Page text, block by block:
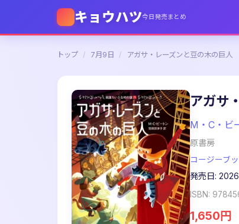
キョウハツ今日発売まとめ
トップ / 7月9日 / アガサ・レーズンと豆の木の巨人
アガサ
M・C・ビ
原書房
コージーブ
発売日:
ISBN:
1,650円